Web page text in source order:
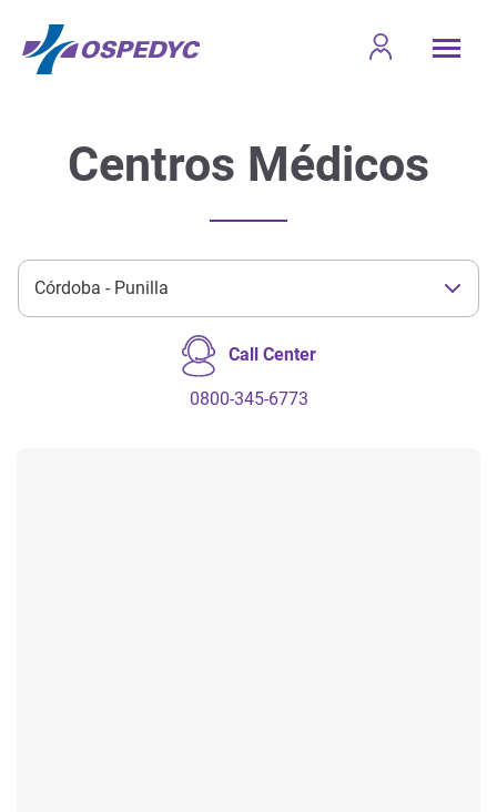
Centros Médicos
Call Center
0800-345-6773